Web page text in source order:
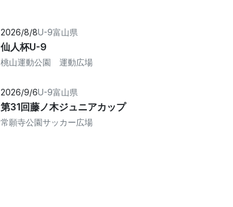
2026/8/8U-9富山県
仙人杯U-9
桃山運動公園 運動広場
2026/9/6U-9富山県
第31回藤ノ木ジュニアカップ
常願寺公園サッカー広場